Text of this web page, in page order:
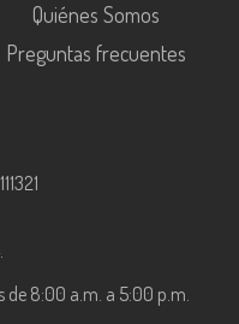
Quiénes Somos
Preguntas frecuentes
de 8:00 a.m. a 5:00 p.m.